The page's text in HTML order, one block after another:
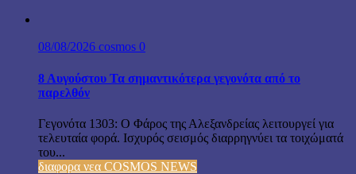
08/08/2026 cosmos 0
8 Αυγούστου Τα σημαντικότερα γεγονότα από το
παρελθόν
Γεγονότα 1303: Ο Φάρος της Αλεξανδρείας λειτουργεί για
τελευταία φορά. Ισχυρός σεισμός διαρρηγνύει τα τοιχώματά
του...
διαφορα νεα COSMOS NEWS